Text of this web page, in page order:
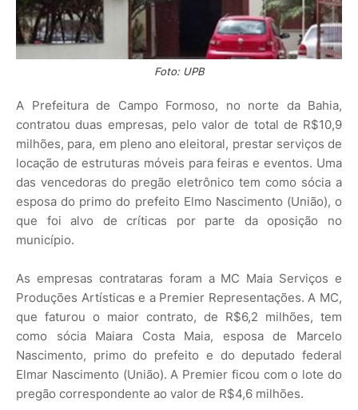
Foto: UPB
A Prefeitura de Campo Formoso, no norte da Bahia,
contratou duas empresas, pelo valor de total de R$10,9
milhões, para, em pleno ano eleitoral, prestar serviços de
locação de estruturas móveis para feiras e eventos. Uma
das vencedoras do pregão eletrônico tem como sócia a
esposa do primo do prefeito Elmo Nascimento (União), o
que foi alvo de críticas por parte da oposição no
município.
As empresas contrataras foram a MC Maia Serviços e
Produções Artísticas e a Premier Representações. A MC,
que faturou o maior contrato, de R$6,2 milhões, tem
como sócia Maiara Costa Maia, esposa de Marcelo
Nascimento, primo do prefeito e do deputado federal
Elmar Nascimento (União). A Premier ficou com o lote do
pregão correspondente ao valor de R$4,6 milhões.